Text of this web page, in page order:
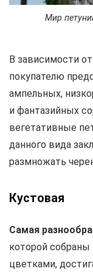
Мир
В зависимости
покупателю
ампельных,
и фантазийных
вегетативные
данного вида
размножать
Кустовая
Самая
которой
цветками,